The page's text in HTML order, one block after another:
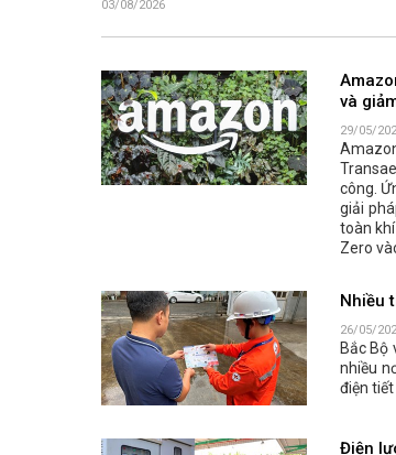
03/08/2026
và
29/05/
công.
giải
toàn
Zero
Nhiều
26/05/
Bắc Bộ
nhiều
điện